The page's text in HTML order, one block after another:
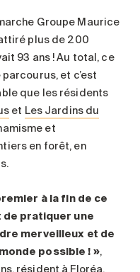
Groupe Maurice
plus de 200
93 ans ! Au total, ce
et c’est
que les résidents
et Les Jardins du
et
en forêt, en
à la fin de ce
de pratiquer une
merveilleux et de
possible ! »,
résident à Floréa.